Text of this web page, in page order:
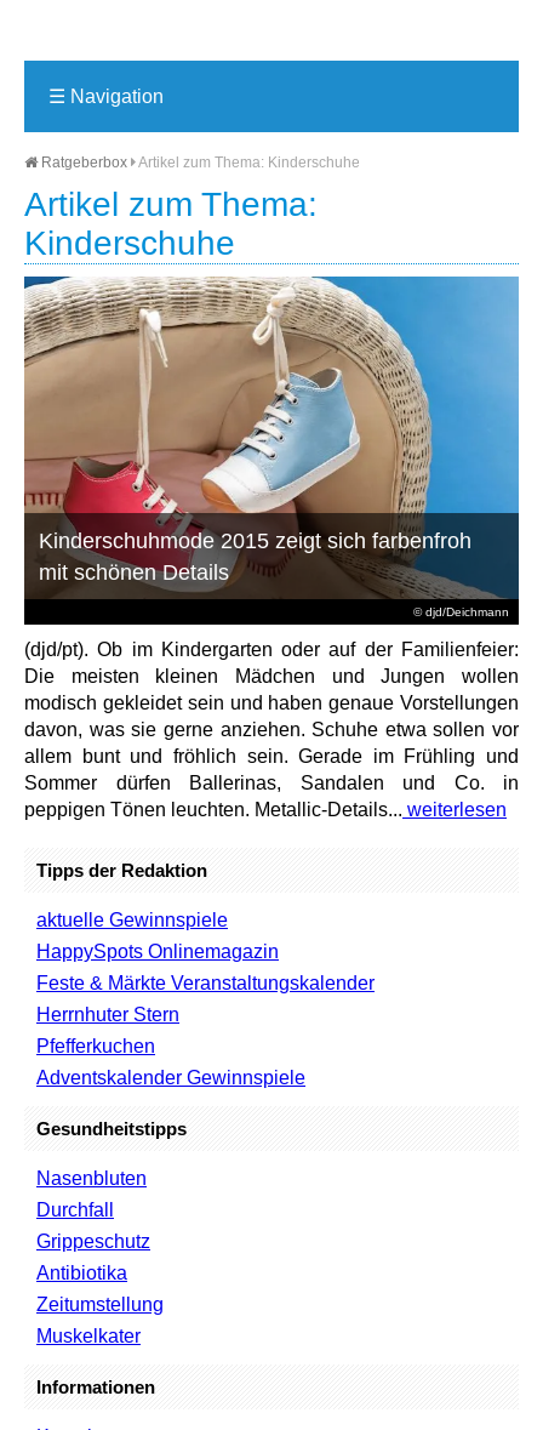
☰ Navigation
Ratgeberbox Artikel zum Thema: Kinderschuhe
Artikel zum Thema:
Kinderschuhe
© djd/Deichmann
Kinderschuhmode 2015 zeigt sich farbenfroh
mit schönen Details
(djd/pt). Ob im Kindergarten oder auf der Familienfeier:
Die meisten kleinen Mädchen und Jungen wollen
modisch gekleidet sein und haben genaue Vorstellungen
davon, was sie gerne anziehen. Schuhe etwa sollen vor
allem bunt und fröhlich sein. Gerade im Frühling und
Sommer dürfen Ballerinas, Sandalen und Co. in
peppigen Tönen leuchten. Metallic-Details... weiterlesen
Tipps der Redaktion
aktuelle Gewinnspiele
HappySpots Onlinemagazin
Feste & Märkte Veranstaltungskalender
Herrnhuter Stern
Pfefferkuchen
Adventskalender Gewinnspiele
Gesundheitstipps
Nasenbluten
Durchfall
Grippeschutz
Antibiotika
Zeitumstellung
Muskelkater
Informationen